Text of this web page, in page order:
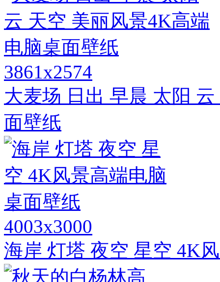
3861x2574
大麦场 日出 早晨 太阳
面壁纸
4003x3000
海岸 灯塔 夜空 星空 4K